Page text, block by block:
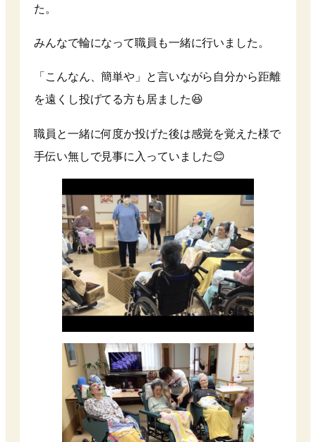
た。
みんなで輪になって職員も一緒に行いました。
「こんなん、簡単や」と言いながら自分から距離
を遠くし投げてる方も居ました😆
職員と一緒に何度か投げた後は感覚を覚えた様で
手伝い無しで見事に入っていました😊